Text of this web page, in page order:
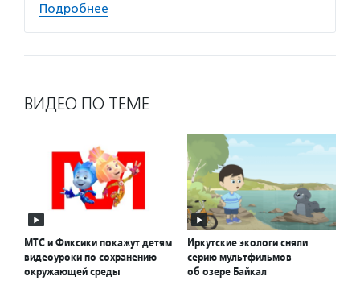
Подробнее
ВИДЕО ПО ТЕМЕ
МТС и Фиксики покажут детям
видеоуроки по сохранению
окружающей среды
Иркутские экологи сняли
серию мультфильмов
об озере Байкал